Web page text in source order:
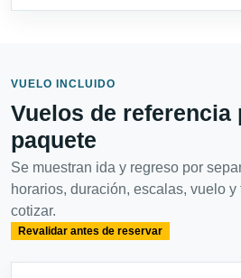
VUELO INCLUIDO
Vuelos de referencia
paquete
Se muestran ida y regreso por
horarios, duración, escalas, vuelo
cotizar.
Revalidar antes de reservar